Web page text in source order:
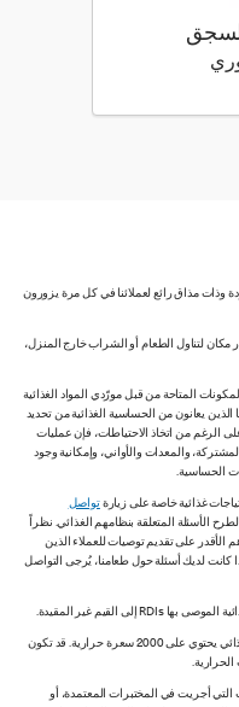
512 كيلو سعرة حرارية
وذات مذاق رائع لعملائنا في كل مرة يزورون
مكان لتناول الطعام أو الشراب خارج المنزل،
المتاحة من قبل مورّدي المواد الغذائية
الذين يعانون من الحساسية الغذائية من تحديد
الرغم من اتخاذ الاحتياطات، فإن عمليات
والمعدات والأواني، وإمكانية وجود
الحساسية.
غذائية خاصة على زيارةتواصل
الأسئلة المتعلقة بنظامهم الغذائي. نظراً
الأقدر على تقديم توصيات للعملاء الذين
كانت لديك أسئلة حول طعامنا، يُرجى التواصل
تستند النسبة المئوية للقيم الغذائية اليومية (DV) إلى نظام غذائي يحتوي على 2000 سعرة حرارية. قد تكون
التي أجريت في المختبرات المعتمدة، أو